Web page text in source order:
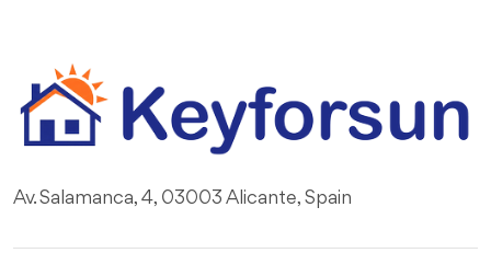
Av. Salamanca, 4, 03003 Alicante, Spain